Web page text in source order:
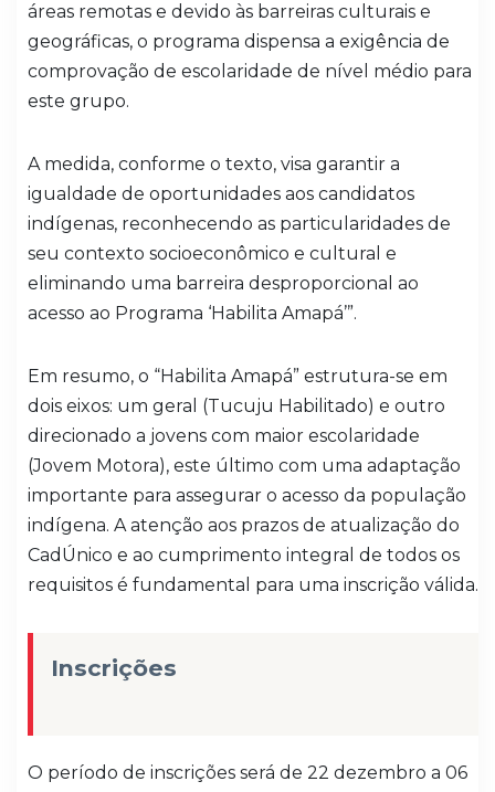
áreas remotas e devido às barreiras culturais e
geográficas, o programa dispensa a exigência de
comprovação de escolaridade de nível médio para
este grupo.
A medida, conforme o texto, visa garantir a
igualdade de oportunidades aos candidatos
indígenas, reconhecendo as particularidades de
seu contexto socioeconômico e cultural e
eliminando uma barreira desproporcional ao
acesso ao Programa ‘Habilita Amapá’”.
Em resumo, o “Habilita Amapá” estrutura-se em
dois eixos: um geral (Tucuju Habilitado) e outro
direcionado a jovens com maior escolaridade
(Jovem Motora), este último com uma adaptação
importante para assegurar o acesso da população
indígena. A atenção aos prazos de atualização do
CadÚnico e ao cumprimento integral de todos os
requisitos é fundamental para uma inscrição válida.
Inscrições
O período de inscrições será de 22 dezembro a 06